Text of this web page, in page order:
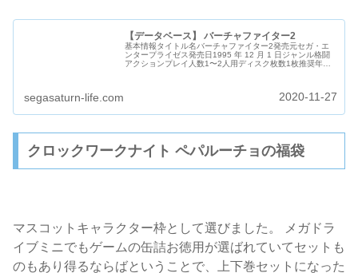
【データベース】 バーチャファイター2
基本情報タイトル名バーチャファイター2発売元セガ・エ
ンタープライゼス発売日1995 年 12 月 1 日ジャンル格闘
アクションプレイ人数1〜2人用ディスク枚数1枚推奨年齢
segasaturn-life.com 2020-11-27
クロックワークナイト ペパルーチョの福袋
マスコットキャラクター枠として選びました。 メガドラ
イブミニでもゲームの缶詰お徳用が選ばれていてセットも
のもあり得るならばということで、上下巻セットになった